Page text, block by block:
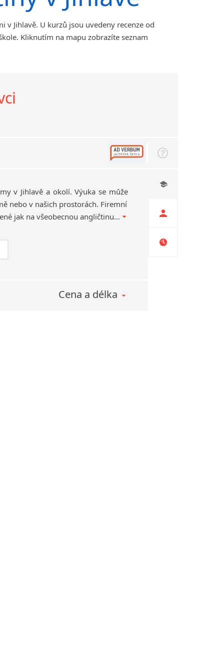
Jihlavě. U kurzů jsou uvedeny recenze od
Kliknutím na mapu zobrazíte seznam
v Jihlavě a okolí. Výuka se může
nebo v našich prostorách. Firemní
lekce mohou být zaměřené jak na všeobecnou angličtinu, tak na obchodní angličtinu nebo specifika oboru zaměření Vaší firmy.
Cena a délka